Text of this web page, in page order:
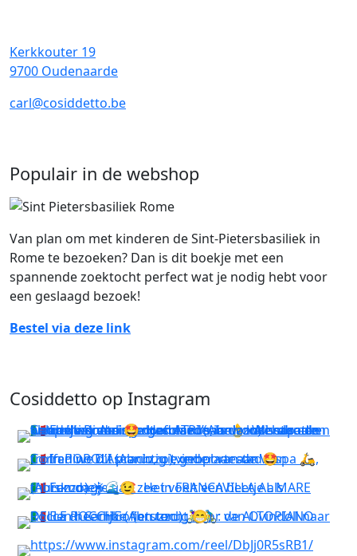
Kerkkouter 19
9700 Oudenaarde
carl@cosiddetto.be
Populair in de webshop
Van plan om met kinderen de Sint-Pietersbasiliek in
Rome te bezoeken? Dan is dit boekje met een
spannende zoektocht perfect wat je nodig hebt voor
een geslaagd bezoek!
Bestel via deze link
Cosiddetto op Instagram